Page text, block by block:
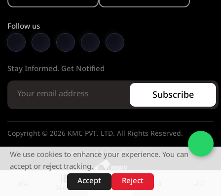
वेब स्टोरीज़
Follow us
Stay Informed. Get Notified
Subscribe
Copyright © 2026 KMC PVT. LTD. All Rights Reserved.
Designed & Developed by
We use cookies to enhance your experience. You can
accept or reject tracking.
Accept
Reject